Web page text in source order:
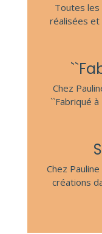
Toutes les
réalisées et
Chez
``Fabriqué
Chez
créations